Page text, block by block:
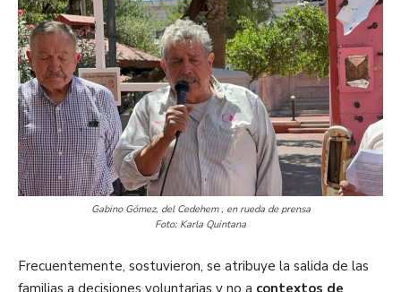
Gabino Gómez, del Cedehem , en rueda de prensa
Foto: Karla Quintana
Frecuentemente, sostuvieron, se atribuye la salida de las
familias a decisiones voluntarias y no a contextos de